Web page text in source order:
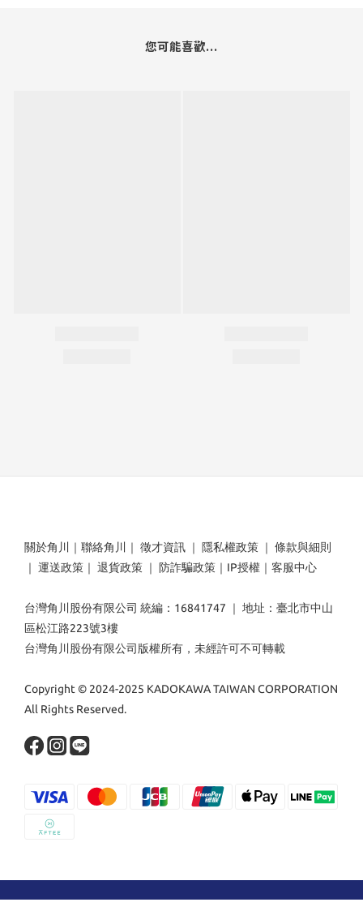
您可能喜歡...
關於角川 ｜ 聯絡角川 ｜ 徵才資訊 ｜ 隱私權政策 ｜ 條款與細則
｜ 運送政策 ｜ 退貨政策 ｜ 防詐騙政策 ｜ IP授權 ｜ 客服中心
台灣角川股份有限公司 統編：16841747 ｜ 地址：臺北市中山
區松江路223號3樓
台灣角川股份有限公司版權所有，未經許可不可轉載
Copyright © 2024-2025 KADOKAWA TAIWAN CORPORATION
All Rights Reserved.